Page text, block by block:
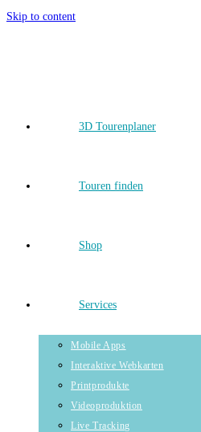
Skip to content
3D Tourenplaner
Touren finden
Shop
Services
Mobile Apps
Interaktive Webkarten
Printprodukte
Videoproduktion
Live Tracking